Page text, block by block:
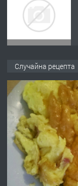
ПРЕДЛАГА
Случайна рецепта